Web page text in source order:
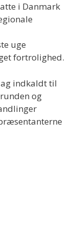
i Danmark
uge
fortrolighed.
indkaldt til
og